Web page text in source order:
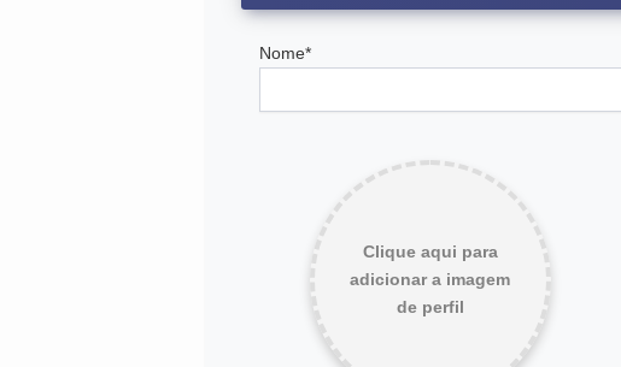
Nome*
Clique aqui para
adicionar a imagem
de perfil